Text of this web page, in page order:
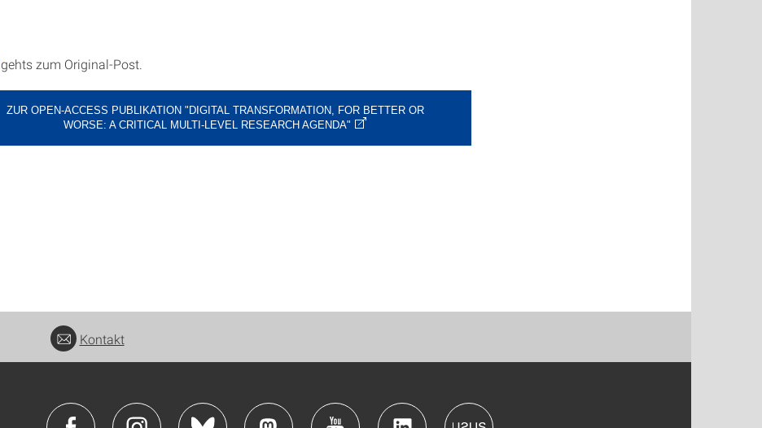
gehts zum Original-Post.
ZUR OPEN-ACCESS PUBLIKATION "DIGITAL TRANSFORMATION, FOR BETTER OR
WORSE: A CRITICAL MULTI-LEVEL RESEARCH AGENDA"
Kontakt